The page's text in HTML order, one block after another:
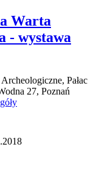
Warta
- wystawa
Pałac
27, Poznań